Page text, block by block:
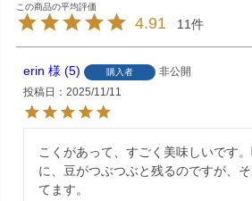
4.91 11
erin 5 購入者
非公開
投稿日
2025/11/11
こくがあって、すごく美味しいです
に、豆がつぶつぶと残るのですが、
てます。